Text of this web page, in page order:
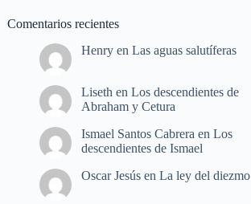
Comentarios recientes
Henry enLas aguas salutíferas
Liseth enLos descendientes de
Abraham y Cetura
Ismael Santos Cabrera enLos
descendientes de Ismael
Oscar Jesús enLa ley del diezmo